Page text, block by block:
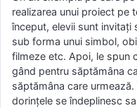
realizarea unui proiect pe
început, elevii sunt invitați
sub forma unui simbol,
filmeze etc. Apoi, le spun
gând pentru săptămâna
săptămâna care
dorințele se îndeplinesc